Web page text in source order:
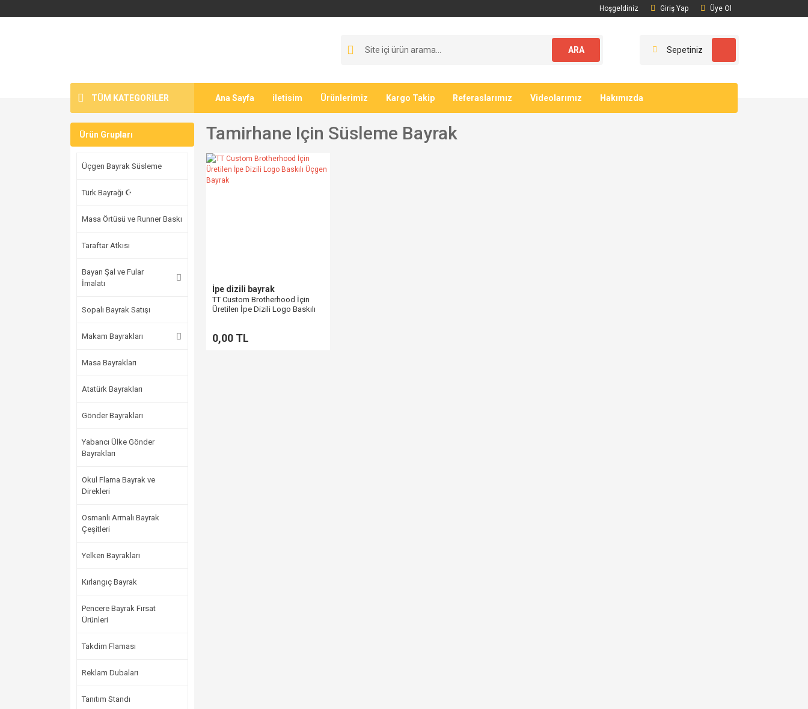
Hoşgeldiniz Giriş Yap Üye Ol
ARA Sepetiniz
TÜM KATEGORİLER Ana Sayfa iletisim Ürünlerimiz Kargo Takip Referaslarımız Videolarımız Hakımızda
Ürün Grupları
Üçgen Bayrak Süsleme
Türk Bayrağı ☪
Masa Örtüsü ve Runner Baskı
Taraftar Atkısı
Bayan Şal ve Fular
İmalatı
Sopalı Bayrak Satışı
Makam Bayrakları
Masa Bayrakları
Atatürk Bayrakları
Gönder Bayrakları
Yabancı Ülke Gönder
Bayrakları
Okul Flama Bayrak ve
Direkleri
Osmanlı Armalı Bayrak
Çeşitleri
Yelken Bayrakları
Kırlangıç Bayrak
Pencere Bayrak Fırsat
Ürünleri
Takdim Flaması
Reklam Dubaları
Tanıtım Standı
Tamirhane Için Süsleme Bayrak
İpe dizili bayrak
TT Custom Brotherhood İçin
Üretilen İpe Dizili Logo Baskılı
0,00 TL